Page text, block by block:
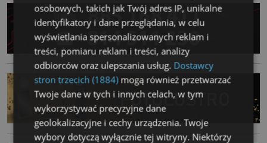
osobowych, takich jak Twój adres IP, unikalne
identyfikatory i dane przeglądania, w celu
wyświetlania spersonalizowanych reklam i
treści, pomiaru reklam i treści, analizy
odbiorców oraz ulepszania usług. Dostawcy
stron trzecich (1884)mogą również przetwarzać
Twoje dane w tych i innych celach, w tym
wykorzystywać precyzyjne dane
geolokalizacyjne i cechy urządzenia. Twoje
wybory dotyczą wyłącznie tej witryny. Niektórzy